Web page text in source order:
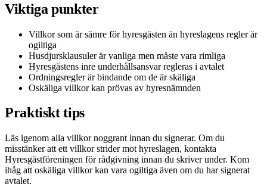
Viktiga punkter
Villkor som är sämre för hyresgästen än hyreslagens regler är
ogiltiga
Husdjursklausuler är vanliga men måste vara rimliga
Hyresgästens inre underhållsansvar regleras i avtalet
Ordningsregler är bindande om de är skäliga
Oskäliga villkor kan prövas av hyresnämnden
Praktiskt tips
Läs igenom alla villkor noggrant innan du signerar. Om du
misstänker att ett villkor strider mot hyreslagen, kontakta
Hyresgästföreningen för rådgivning innan du skriver under. Kom
ihåg att oskäliga villkor kan vara ogiltiga även om du har signerat
avtalet.